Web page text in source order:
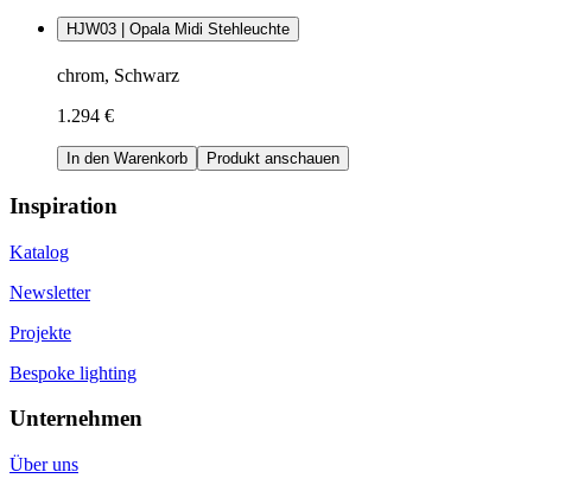
HJW03 | Opala Midi Stehleuchte
chrom, Schwarz
1.294 €
In den Warenkorb Produkt anschauen
Inspiration
Katalog
Newsletter
Projekte
Bespoke lighting
Unternehmen
Über uns